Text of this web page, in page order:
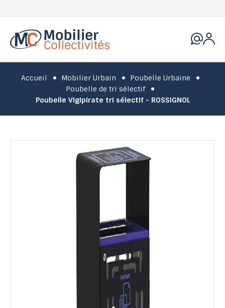
Accueil Mobilier Urbain
Poubelle Urbaine
Poubelle de tri sélectif
Poubelle Vigipirate tri sélectif - ROSSIGNOL